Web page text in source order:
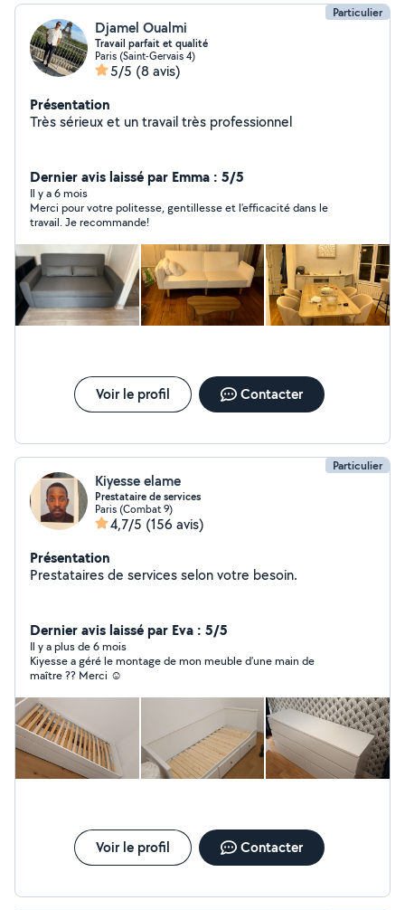
Particulier
Djamel Oualmi
Travail parfait et qualité
Paris (Saint-Gervais 4)
5/5 (8 avis)
Présentation
Très sérieux et un travail très professionnel
Dernier avis laissé par Emma : 5/5
Il y a 6 mois
Merci pour votre politesse, gentillesse et l’efficacité dans le
travail. Je recommande!
Voir le profil Contacter
Particulier
Kiyesse elame
Prestataire de services
Paris (Combat 9)
4,7/5 (156 avis)
Présentation
Prestataires de services selon votre besoin.
Dernier avis laissé par Eva : 5/5
Il y a plus de 6 mois
Kiyesse a géré le montage de mon meuble d’une main de
maître ?? Merci ☺️
Voir le profil Contacter